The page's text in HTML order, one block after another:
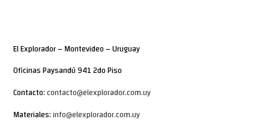
El Explorador – Montevideo – Uruguay
Oficinas Paysandú 941 2do Piso
Contacto:contacto@elexplorador.com.uy
Materiales:info@elexplorador.com.uy